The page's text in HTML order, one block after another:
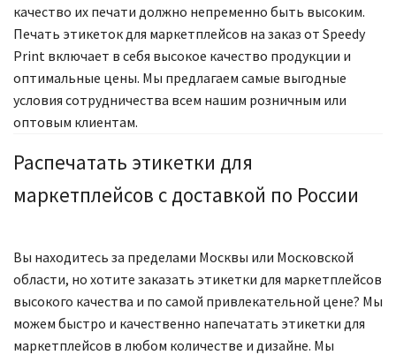
качество их печати должно непременно быть высоким.
Печать этикеток для маркетплейсов на заказ от Speedy
Print включает в себя высокое качество продукции и
оптимальные цены. Мы предлагаем самые выгодные
условия сотрудничества всем нашим розничным или
оптовым клиентам.
Распечатать этикетки для
маркетплейсов с доставкой по России
Вы находитесь за пределами Москвы или Московской
области, но хотите заказать этикетки для маркетплейсов
высокого качества и по самой привлекательной цене? Мы
можем быстро и качественно напечатать этикетки для
маркетплейсов в любом количестве и дизайне. Мы